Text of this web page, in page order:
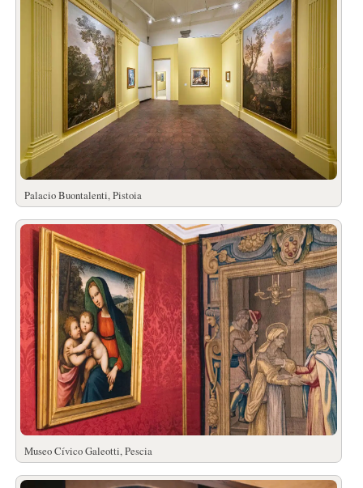
Palacio Buontalenti, Pistoia
Museo Cívico Galeotti, Pescia